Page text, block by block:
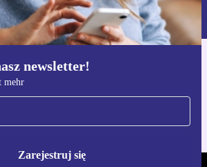
newsletter!
mehr
Zarejestruj się
Pobierz aplikację refurbed
Dla iOS i Android